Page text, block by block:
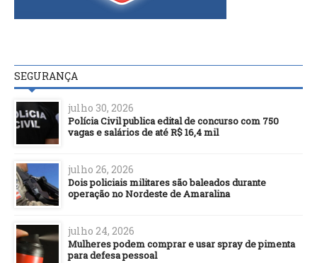
SEGURANÇA
julho 30, 2026
Polícia Civil publica edital de concurso com 750
vagas e salários de até R$ 16,4 mil
julho 26, 2026
Dois policiais militares são baleados durante
operação no Nordeste de Amaralina
julho 24, 2026
Mulheres podem comprar e usar spray de pimenta
para defesa pessoal